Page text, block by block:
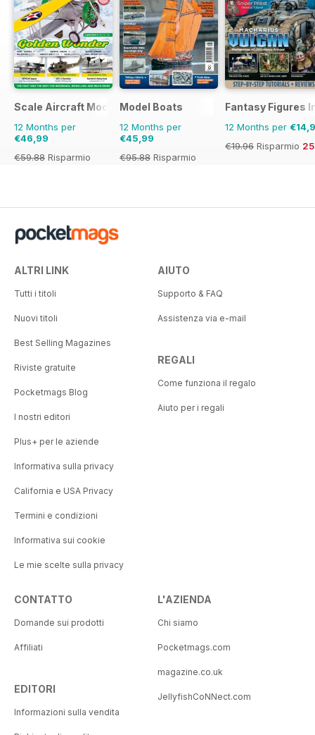
Scale Aircraft Modelling
12 Months per
€46,99
€59.88 Risparmio
Model Boats
12 Months per
€45,99
€95.88 Risparmio
Fantasy Figures
12 Months per
€19.96 Risparmio
ALTRI LINK
Tutti i titoli
Nuovi titoli
Best Selling Magazines
Riviste gratuite
Pocketmags Blog
I nostri editori
Plus+ per le aziende
Informativa sulla privacy
California e USA Privacy
Termini e condizioni
Informativa sui cookie
Le mie scelte sulla privacy
AIUTO
Supporto & FAQ
Assistenza via e-mail
REGALI
Come funziona il regalo
Aiuto per i regali
CONTATTO
Domande sui prodotti
Affiliati
EDITORI
Informazioni sulla vendita
L'AZIENDA
Chi siamo
Pocketmags.com
magazine.co.uk
JellyfishCoNNect.com